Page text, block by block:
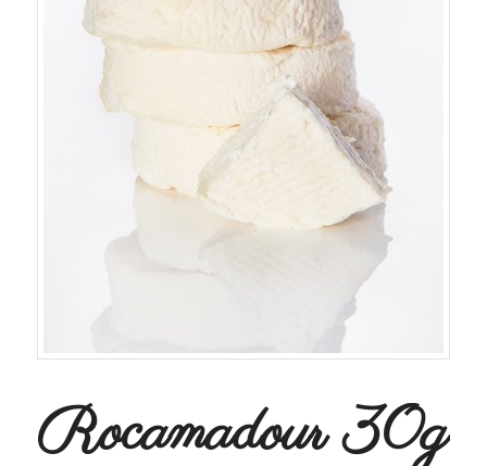
Rocamadour 30g